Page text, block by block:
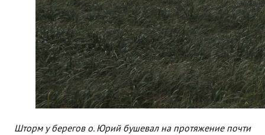
Шторм у берегов о. Юрий бушевал на протяжение почти